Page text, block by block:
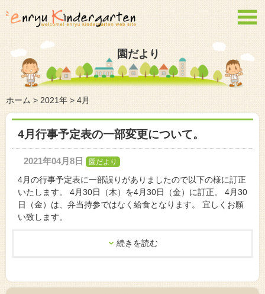

園だより
ホーム>2021年>4月
4月行事予定表の一部変更について。
2021年04月8日 園だより
4月の行事予定表に一部誤りがありましたので以下の様に訂正
いたします。 4月30日（木）を4月30日（金）に訂正。 4月30
日（金）は、弁当持参ではなく給食となります。 宜しくお願
い致します。
続きを読む